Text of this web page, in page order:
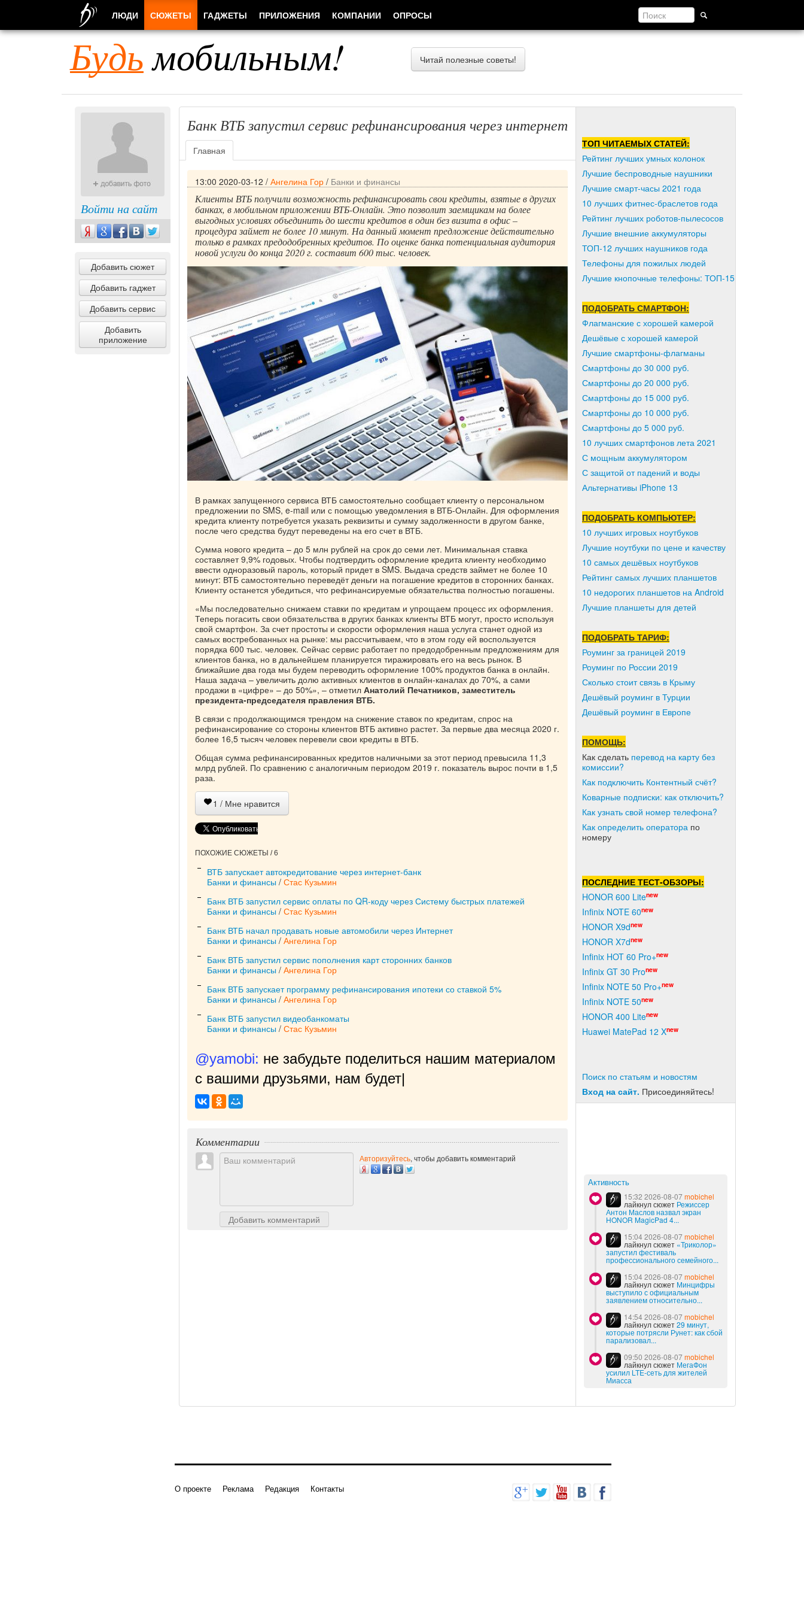
Будьмобильным! Читай полезные советы!
Войти на сайт
Добавить сюжет
Добавить гаджет
Добавить сервис
Добавить
приложение
Банк ВТБ запустил сервис рефинансирования через интернет
Главная
13:00 2020-03-12 / Ангелина Гор / Банки и финансы
Клиенты ВТБ получили возможность рефинансировать свои кредиты, взятые в других
банках, в мобильном приложении ВТБ-Онлайн. Это позволит заемщикам на более
выгодных условиях объединить до шести кредитов в один без визита в офис –
процедура займет не более 10 минут. На данный момент предложение действительно
только в рамках предодобренных кредитов. По оценке банка потенциальная аудитория
новой услуги до конца 2020 г. составит 600 тыс. человек.
В рамках запущенного сервиса ВТБ самостоятельно сообщает клиенту о персональном
предложении по SMS, e-mail или с помощью уведомления в ВТБ-Онлайн. Для оформления
кредита клиенту потребуется указать реквизиты и сумму задолженности в другом банке,
после чего средства будут переведены на его счет в ВТБ.
Сумма нового кредита – до 5 млн рублей на срок до семи лет. Минимальная ставка
составляет 9,9% годовых. Чтобы подтвердить оформление кредита клиенту необходимо
ввести одноразовый пароль, который придет в SMS. Выдача средств займет не более 10
минут: ВТБ самостоятельно переведёт деньги на погашение кредитов в сторонних банках.
Клиенту останется убедиться, что рефинансируемые обязательства полностью погашены.
«Мы последовательно снижаем ставки по кредитам и упрощаем процесс их оформления.
Теперь погасить свои обязательства в других банках клиенты ВТБ могут, просто используя
свой смартфон. За счет простоты и скорости оформления наша услуга станет одной из
самых востребованных на рынке: мы рассчитываем, что в этом году ей воспользуется
порядка 600 тыс. человек. Сейчас сервис работает по предодобренным предложениям для
клиентов банка, но в дальнейшем планируется тиражировать его на весь рынок. В
ближайшие два года мы будем переводить оформление 100% продуктов банка в онлайн.
Наша задача – увеличить долю активных клиентов в онлайн-каналах до 70%, а сами
продажи в «цифре» – до 50%», – отметил Анатолий Печатников, заместитель
президента-председателя правления ВТБ.
В связи с продолжающимся трендом на снижение ставок по кредитам, спрос на
рефинансирование со стороны клиентов ВТБ активно растет. За первые два месяца 2020 г.
более 16,5 тысяч человек перевели свои кредиты в ВТБ.
Общая сумма рефинансированных кредитов наличными за этот период превысила 11,3
млрд рублей. По сравнению с аналогичным периодом 2019 г. показатель вырос почти в 1,5
раза.
1 / Мне нравится
ПОХОЖИЕ СЮЖЕТЫ / 6
ВТБ запускает автокредитование через интернет-банк
Банки и финансы / Стас Кузьмин
Банк ВТБ запустил сервис оплаты по QR-коду через Систему быстрых платежей
Банки и финансы / Стас Кузьмин
Банк ВТБ начал продавать новые автомобили через Интернет
Банки и финансы / Ангелина Гор
Банк ВТБ запустил сервис пополнения карт сторонних банков
Банки и финансы / Ангелина Гор
Банк ВТБ запускает программу рефинансирования ипотеки со ставкой 5%
Банки и финансы / Ангелина Гор
Банк ВТБ запустил видеобанкоматы
Банки и финансы / Стас Кузьмин
@yamobi: не забудьте поделиться нашим материалом
с вашими друзьями, нам будет очень приятно!
Комментарии
Добавить комментарий
Авторизуйтесь, чтобы добавить комментарий
ТОП ЧИТАЕМЫХ СТАТЕЙ:
Рейтинг лучших умных колонок
Лучшие беспроводные наушники
Лучшие смарт-часы 2021 года
10 лучших фитнес-браслетов года
Рейтинг лучших роботов-пылесосов
Лучшие внешние аккумуляторы
ТОП-12 лучших наушников года
Телефоны для пожилых людей
Лучшие кнопочные телефоны: ТОП-15
ПОДОБРАТЬ СМАРТФОН:
Флагманские с хорошей камерой
Дешёвые с хорошей камерой
Лучшие смартфоны-флагманы
Смартфоны до 30 000 руб.
Смартфоны до 20 000 руб.
Смартфоны до 15 000 руб.
Смартфоны до 10 000 руб.
Смартфоны до 5 000 руб.
10 лучших смартфонов лета 2021
С мощным аккумулятором
С защитой от падений и воды
Альтернативы iPhone 13
ПОДОБРАТЬ КОМПЬЮТЕР:
10 лучших игровых ноутбуков
Лучшие ноутбуки по цене и качеству
10 самых дешёвых ноутбуков
Рейтинг самых лучших планшетов
10 недорогих планшетов на Android
Лучшие планшеты для детей
ПОДОБРАТЬ ТАРИФ:
Роуминг за границей 2019
Роуминг по России 2019
Сколько стоит связь в Крыму
Дешёвый роуминг в Турции
Дешёвый роуминг в Европе
ПОМОЩЬ:
Как сделать перевод на карту без
комиссии?
Как подключить Контентный счёт?
Коварные подписки: как отключить?
Как узнать свой номер телефона?
Как определить оператора по
номеру
ПОСЛЕДНИЕ ТЕСТ-ОБЗОРЫ:
HONOR 600 Litenew
Infinix NOTE 60new
HONOR X9dnew
HONOR X7dnew
Infinix HOT 60 Pro+new
Infinix GT 30 Pronew
Infinix NOTE 50 Pro+new
Infinix NOTE 50new
HONOR 400 Litenew
Huawei MatePad 12 Xnew
Поиск по статьям и новостям
Вход на сайт. Присоединяйтесь!
Активность
15:32 2026-08-07mobichel
лайкнул сюжет Режиссер
Антон Маслов назвал экран
HONOR MagicPad 4...
15:04 2026-08-07mobichel
лайкнул сюжет «Триколор»
запустил фестиваль
профессионального семейного...
15:04 2026-08-07mobichel
лайкнул сюжет Минцифры
выступило с официальным
заявлением относительно...
14:54 2026-08-07mobichel
лайкнул сюжет29 минут,
которые потрясли Рунет: как сбой
парализовал...
09:50 2026-08-07mobichel
лайкнул сюжет МегаФон
усилил LTE-сеть для жителей
Миасса
ЛЮДИ СЮЖЕТЫ ГАДЖЕТЫ ПРИЛОЖЕНИЯ КОМПАНИИ ОПРОСЫ
О проекте Реклама Редакция Контакты